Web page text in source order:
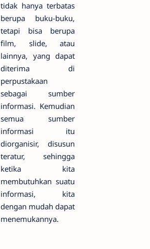
tidak hanya terbatas
berupa buku-buku,
tetapi bisa berupa
film, slide, atau
lainnya, yang dapat
diterima di
perpustakaan
sebagai sumber
informasi. Kemudian
semua sumber
informasi itu
diorganisir, disusun
teratur, sehingga
ketika kita
membutuhkan suatu
informasi, kita
dengan mudah dapat
menemukannya.